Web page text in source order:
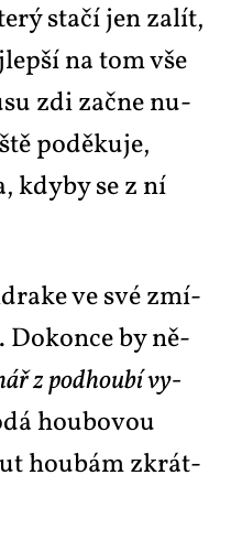
sta­čí jen za­lít,
na tom vše
zdi za­čne nu­
po­dě­ku­je,
kdy­by se z ní
ve své zmí­
Do­kon­ce by ně­
z pod­hou­bí vy­
hou­bo­vou
hou­bám zkrát­